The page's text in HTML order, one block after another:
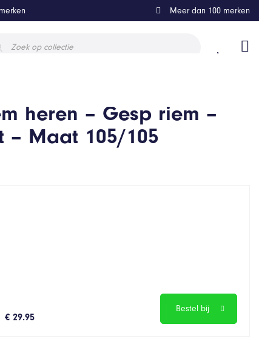
Meer dan 100 merken
heren – Gesp riem –
– Maat 105/105
€ 29.95
Bestel bij